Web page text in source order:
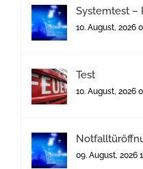
Systemtest –
10. August, 2026
Test
10. August, 2026
09. August, 2026